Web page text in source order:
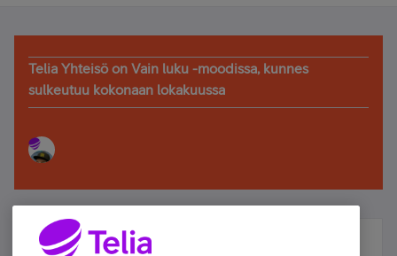
Telia Yhteisö on Vain luku -moodissa, kunnes
sulkeutuu kokonaan lokakuussa
Älä jää paitsi – osallistu ja voita!